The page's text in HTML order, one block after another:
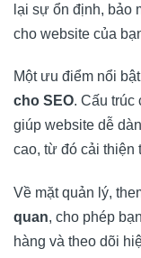
lại sự ổn định, bảo
cho website của
Một ưu điểm nổi
cho SEO. Cấu trúc
giúp website dễ
cao, từ đó cải thiện
Về mặt quản lý,
quan, cho phép
hàng và theo dõi